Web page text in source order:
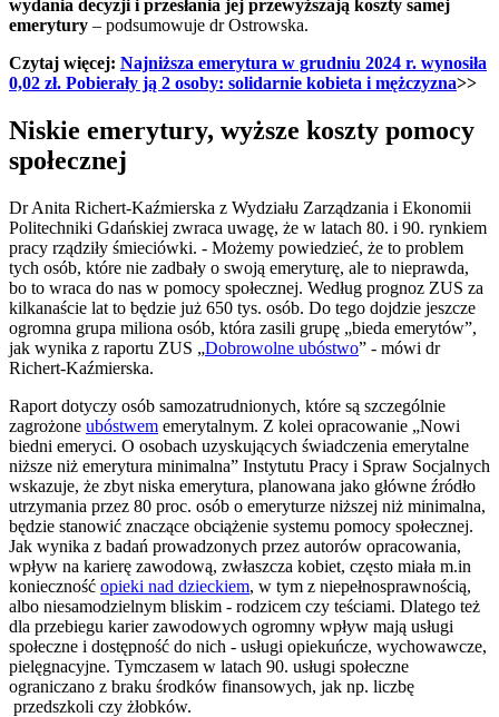
wydania decyzji i przesłania jej przewyższają koszty samej
emerytury – podsumowuje dr Ostrowska.
Czytaj więcej: Najniższa emerytura w grudniu 2024 r. wynosiła
0,02 zł. Pobierały ją 2 osoby: solidarnie kobieta i mężczyzna>>
Niskie emerytury, wyższe koszty pomocy
społecznej
Dr Anita Richert-Kaźmierska z Wydziału Zarządzania i Ekonomii
Politechniki Gdańskiej zwraca uwagę, że w latach 80. i 90. rynkiem
pracy rządziły śmieciówki. - Możemy powiedzieć, że to problem
tych osób, które nie zadbały o swoją emeryturę, ale to nieprawda,
bo to wraca do nas w pomocy społecznej. Według prognoz ZUS za
kilkanaście lat to będzie już 650 tys. osób. Do tego dojdzie jeszcze
ogromna grupa miliona osób, która zasili grupę „bieda emerytów”,
jak wynika z raportu ZUS „Dobrowolne ubóstwo” - mówi dr
Richert-Kaźmierska.
Raport dotyczy osób samozatrudnionych, które są szczególnie
zagrożone ubóstwem emerytalnym. Z kolei opracowanie „Nowi
biedni emeryci. O osobach uzyskujących świadczenia emerytalne
niższe niż emerytura minimalna” Instytutu Pracy i Spraw Socjalnych
wskazuje, że zbyt niska emerytura, planowana jako główne źródło
utrzymania przez 80 proc. osób o emeryturze niższej niż minimalna,
będzie stanowić znaczące obciążenie systemu pomocy społecznej.
Jak wynika z badań prowadzonych przez autorów opracowania,
wpływ na karierę zawodową, zwłaszcza kobiet, często miała m.in
konieczność opieki nad dzieckiem, w tym z niepełnosprawnością,
albo niesamodzielnym bliskim - rodzicem czy teściami. Dlatego też
dla przebiegu karier zawodowych ogromny wpływ mają usługi
społeczne i dostępność do nich - usługi opiekuńcze, wychowawcze,
pielęgnacyjne. Tymczasem w latach 90. usługi społeczne
ograniczano z braku środków finansowych, jak np. liczbę
przedszkoli czy żłobków.